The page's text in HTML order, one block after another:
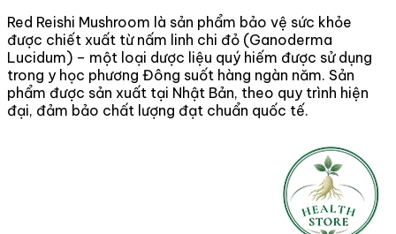
Red Reishi Mushroom là sản phẩm bảo vệ sức khỏe
được chiết xuất từ nấm linh chi đỏ (Ganoderma
Lucidum) – một loại dược liệu quý hiếm được sử dụng
trong y học phương Đông suốt hàng ngàn năm. Sản
phẩm được sản xuất tại Nhật Bản, theo quy trình hiện
đại, đảm bảo chất lượng đạt chuẩn quốc tế.